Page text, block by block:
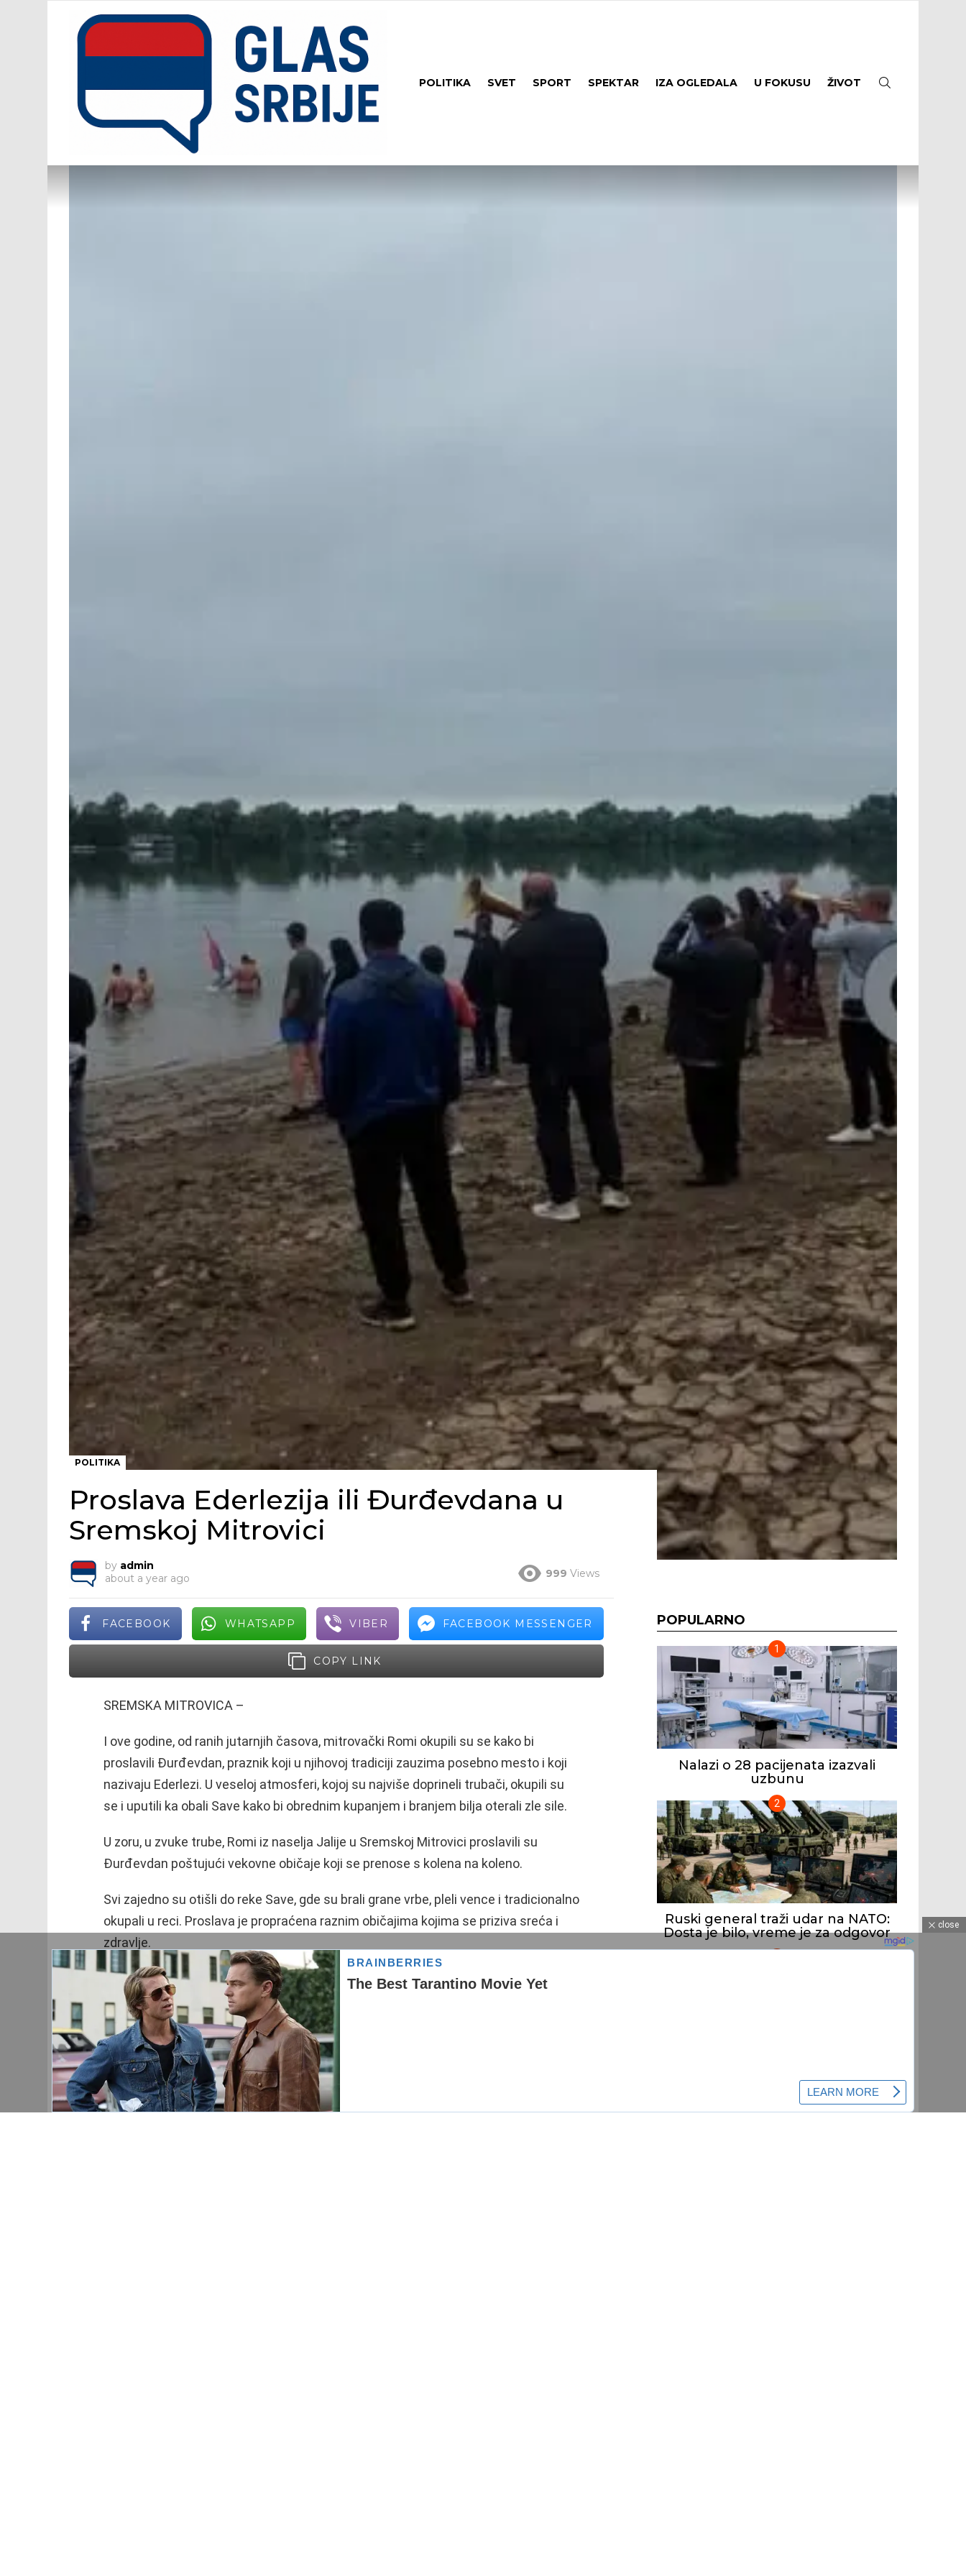
POLITIKA SVET SPORT SPEKTAR IZA OGLEDALA U FOKUSU ŽIVOT
POLITIKA
Proslava Ederlezija ili Đurđevdana u
Sremskoj Mitrovici
by admin
about a year ago
999 Views
FACEBOOK WHATSAPP VIBER FACEBOOK MESSENGER
COPY LINK
SREMSKA MITROVICA –
I ove godine, od ranih jutarnjih časova, mitrovački Romi okupili su se kako bi
proslavili Đurđevdan, praznik koji u njihovoj tradiciji zauzima posebno mesto i koji
nazivaju Ederlezi. U veseloj atmosferi, kojoj su najviše doprineli trubači, okupili su
se i uputili ka obali Save kako bi obrednim kupanjem i branjem bilja oterali zle sile.
U zoru, u zvuke trube, Romi iz naselja Jalije u Sremskoj Mitrovici proslavili su
Đurđevdan poštujući vekovne običaje koji se prenose s kolena na koleno.
Svi zajedno su otišli do reke Save, gde su brali grane vrbe, pleli vence i tradicionalno
okupali u reci. Proslava je propraćena raznim običajima kojima se priziva sreća i
zdravlje.
Slavlje će se nastaviti do duboko u noć.
Đurđevdan ili Ederlezi je praznik u kojem Romi pokazuju deo bogate kulturne
baštine.
Autorska prava RTV / Tekst / Slika / Video /
POPULARNO
Nalazi o 28 pacijenata izazvali
uzbunu
Ruski general traži udar na NATO:
Dosta je bilo, vreme je za odgovor
prodati ni metak neprijateljima
close